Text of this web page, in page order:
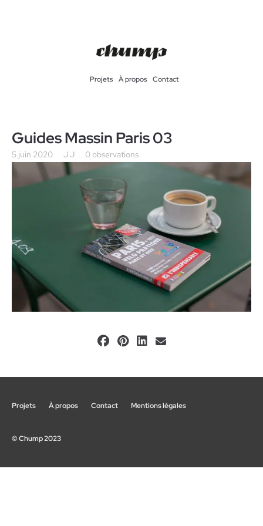
Projets À propos Contact
Guides Massin Paris 03
5 juin 2020 J J 0 observations
Projets À propos Contact Mentions légales
© Chump 2023